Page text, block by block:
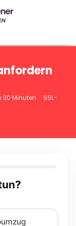
Minuten · SSL-